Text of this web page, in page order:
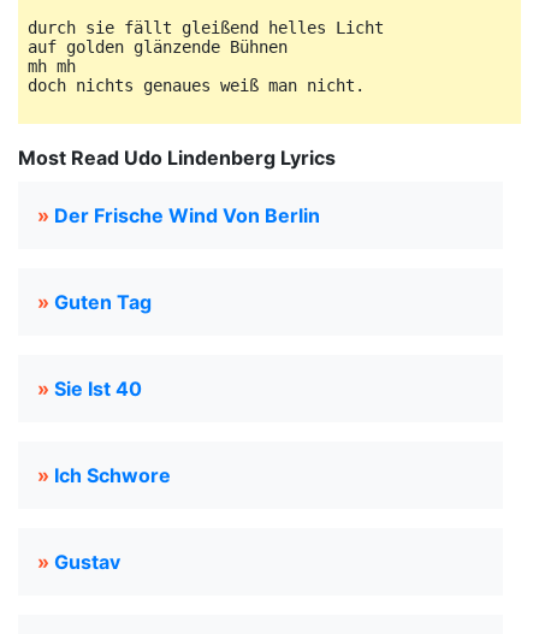
durch sie fällt gleißend helles Licht
auf golden glänzende Bühnen
mh mh
doch nichts genaues weiß man nicht.
Most Read Udo Lindenberg Lyrics
» Der Frische Wind Von Berlin
» Guten Tag
» Sie Ist 40
» Ich Schwore
» Gustav